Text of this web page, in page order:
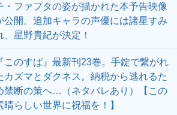
・ファプタの姿が描かれた本予告映像
公開。追加キャラの声優には諸星すみ
、星野貴紀が決定！
『このすば』最新刊23巻。手錠で繋がれ
カズマとダクネス。納税から逃れるた
禁断の策へ…（ネタバレあり）【この
晴らしい世界に祝福を！】